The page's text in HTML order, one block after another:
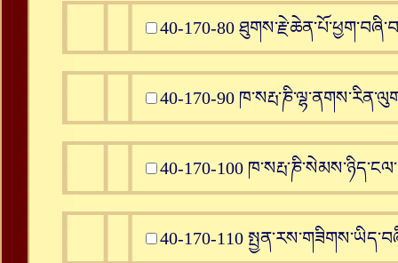
40-170-80
40-170-90
40-170-100
40-170-110